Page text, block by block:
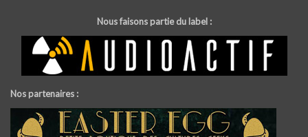
Nous faisons partie du label :
Nos partenaires :